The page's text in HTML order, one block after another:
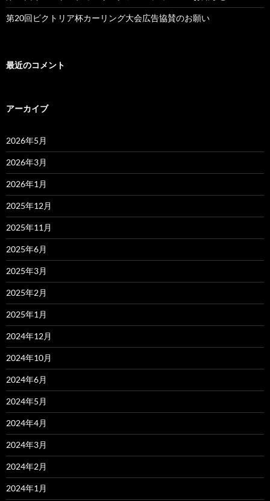
第20回ビクトリア杯カーリング大会広告協賛のお願い
最近のコメント
アーカイブ
2026年5月
2026年3月
2026年1月
2025年12月
2025年11月
2025年6月
2025年3月
2025年2月
2025年1月
2024年12月
2024年10月
2024年6月
2024年5月
2024年4月
2024年3月
2024年2月
2024年1月